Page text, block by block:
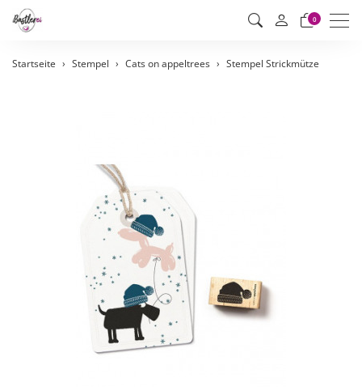
0
Startseite Stempel Cats on appeltrees Stempel Strickmütze